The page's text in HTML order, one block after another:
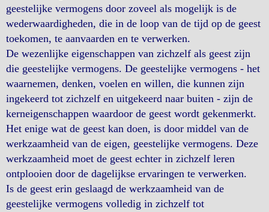
geestelijke vermogens door zoveel als mogelijk is de
wederwaardigheden, die in de loop van de tijd op de geest
toekomen, te aanvaarden en te verwerken.
De wezenlijke eigenschappen van zichzelf als geest zijn
die geestelijke vermogens. De geestelijke vermogens - het
waarnemen, denken, voelen en willen, die kunnen zijn
ingekeerd tot zichzelf en uitgekeerd naar buiten - zijn de
kerneigenschappen waardoor de geest wordt gekenmerkt.
Het enige wat de geest kan doen, is door middel van de
werkzaamheid van de eigen, geestelijke vermogens. Deze
werkzaamheid moet de geest echter in zichzelf leren
ontplooien door de dagelijkse ervaringen te verwerken.
Is de geest erin geslaagd de werkzaamheid van de
geestelijke vermogens volledig in zichzelf tot